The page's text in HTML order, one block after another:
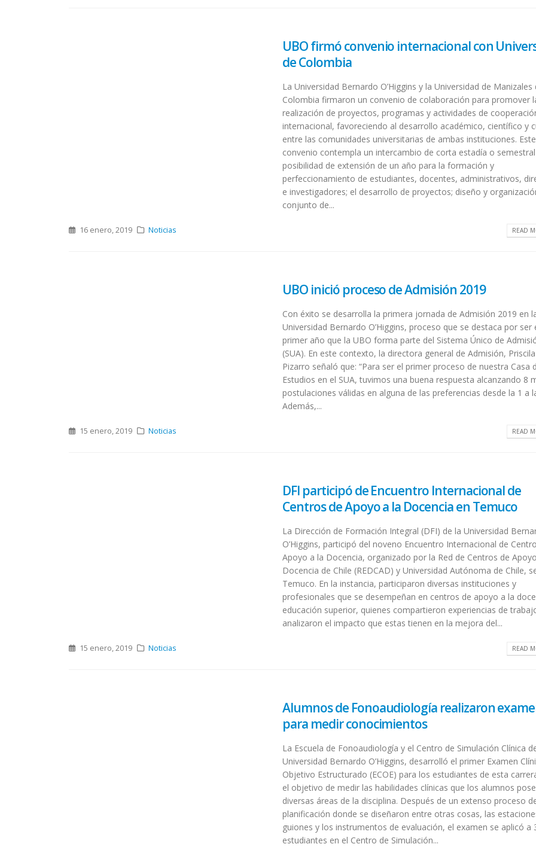
UBO firmó convenio internacional con
de Colombia
La Universidad Bernardo O’Higgins y la Universidad de Manizales
Colombia firmaron un convenio de colaboración para promover
realización de proyectos, programas y actividades de
internacional, favoreciendo al desarrollo académico, científico y
entre las comunidades universitarias de ambas instituciones. Este
convenio contempla un intercambio de corta estadía o
posibilidad de extensión de un año para la formación y
perfeccionamiento de estudiantes, docentes, administrativos,
e investigadores; el desarrollo de proyectos; diseño y
conjunto de...
16 enero, 2019 Noticias READ
UBO inició proceso de Admisión 2019
Con éxito se desarrolla la primera jornada de Admisión 2019 en
Universidad Bernardo O’Higgins, proceso que se destaca por ser
primer año que la UBO forma parte del Sistema Único de
(SUA). En este contexto, la directora general de Admisión, Priscila
Pizarro señaló que: “Para ser el primer proceso de nuestra Casa
Estudios en el SUA, tuvimos una buena respuesta alcanzando 8
postulaciones válidas en alguna de las preferencias desde la 1 a
Además,...
15 enero, 2019 Noticias READ
DFI participó de Encuentro Internacional de
Centros de Apoyo a la Docencia en Temuco
La Dirección de Formación Integral (DFI) de la Universidad
O’Higgins, participó del noveno Encuentro Internacional de
Apoyo a la Docencia, organizado por la Red de Centros de
Docencia de Chile (REDCAD) y Universidad Autónoma de Chile,
Temuco. En la instancia, participaron diversas instituciones y
profesionales que se desempeñan en centros de apoyo a la
educación superior, quienes compartieron experiencias de
analizaron el impacto que estas tienen en la mejora del...
15 enero, 2019 Noticias READ
Alumnos de Fonoaudiología realizaron
para medir conocimientos
La Escuela de Fonoaudiología y el Centro de Simulación Clínica
Universidad Bernardo O’Higgins, desarrolló el primer Examen
Objetivo Estructurado (ECOE) para los estudiantes de esta
el objetivo de medir las habilidades clínicas que los alumnos
diversas áreas de la disciplina. Después de un extenso proceso
planificación donde se diseñaron entre otras cosas, las
guiones y los instrumentos de evaluación, el examen se aplicó a
estudiantes en el Centro de Simulación...